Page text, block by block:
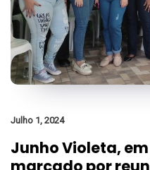
Julho 1, 2024
Junho Violeta,
marcado por